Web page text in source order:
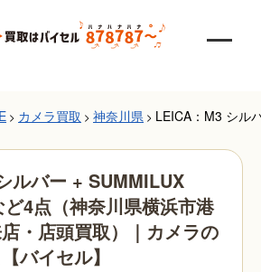
> カメラ買取 > 神奈川県 > LEICA：M3 シル
ルバー + SUMMILUX
4点（神奈川県横浜市港
・店頭買取）｜カメラの
バイセル】